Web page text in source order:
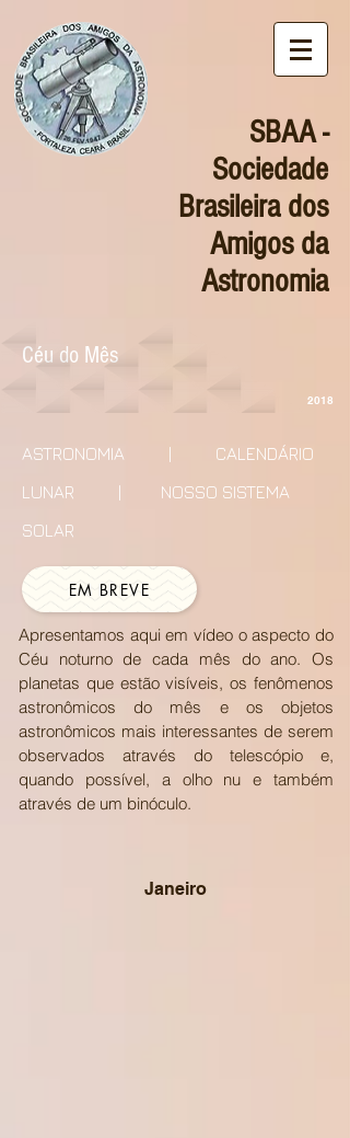
SBAA -
Sociedade
Brasileira dos
Amigos da
Astronomia
Céu do Mês
2018
ASTRONOMIA | CALENDÁRIO
LUNAR | NOSSO SISTEMA
SOLAR
EM BREVE
Apresentamos aqui em vídeo o aspecto do
Céu noturno de cada mês do ano. Os
planetas que estão visíveis, os fenômenos
astronômicos do mês e os objetos
astronômicos mais interessantes de serem
observados através do telescópio e,
quando possível, a olho nu e também
através de um binóculo.
Janeiro